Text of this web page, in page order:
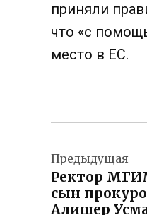
приняли
что «с
место в ЕС.
по
Предыдущая
Ректор
сын
Алишер